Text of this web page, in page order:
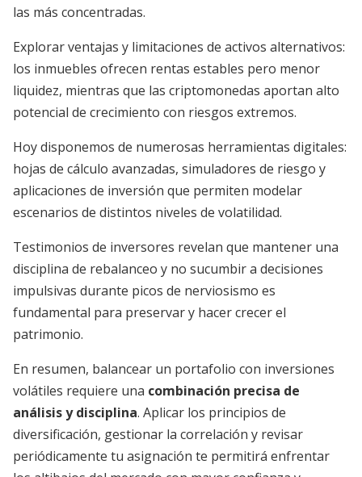
las más concentradas.
Explorar ventajas y limitaciones de activos alternativos:
los inmuebles ofrecen rentas estables pero menor
liquidez, mientras que las criptomonedas aportan alto
potencial de crecimiento con riesgos extremos.
Hoy disponemos de numerosas herramientas digitales:
hojas de cálculo avanzadas, simuladores de riesgo y
aplicaciones de inversión que permiten modelar
escenarios de distintos niveles de volatilidad.
Testimonios de inversores revelan que mantener una
disciplina de rebalanceo y no sucumbir a decisiones
impulsivas durante picos de nerviosismo es
fundamental para preservar y hacer crecer el
patrimonio.
En resumen, balancear un portafolio con inversiones
volátiles requiere una combinación precisa de
análisis y disciplina. Aplicar los principios de
diversificación, gestionar la correlación y revisar
periódicamente tu asignación te permitirá enfrentar